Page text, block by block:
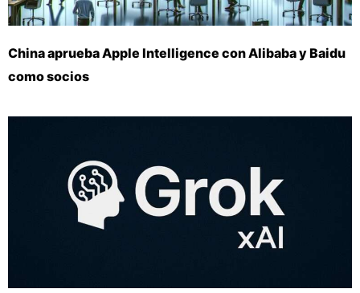
China aprueba Apple Intelligence con Alibaba y Baidu
como socios